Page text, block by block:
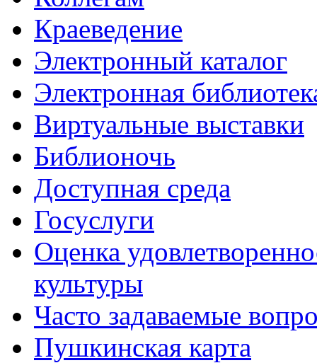
Краеведение
Электронный каталог
Электронная
Виртуальные выставки
Библионочь
Доступная среда
Госуслуги
Оценка
культуры
Часто задаваемые
Пушкинская карта